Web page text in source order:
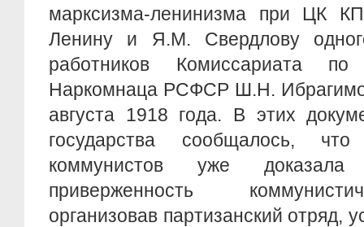
марксизма-ленинизма при ЦК
Ленину и Я.М. Свердлову
работников Комиссариата
Наркомнаца РСФСР Ш.Н.
августа 1918 года. В этих
государства сообщалось,
коммунистов уже
приверженность
организовав партизанский отряд,